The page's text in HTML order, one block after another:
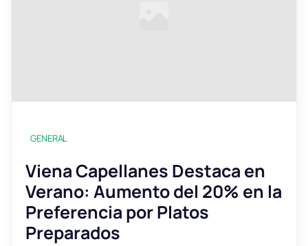
GENERAL
Viena Capellanes Destaca en
Verano: Aumento del 20% en la
Preferencia por Platos
Preparados